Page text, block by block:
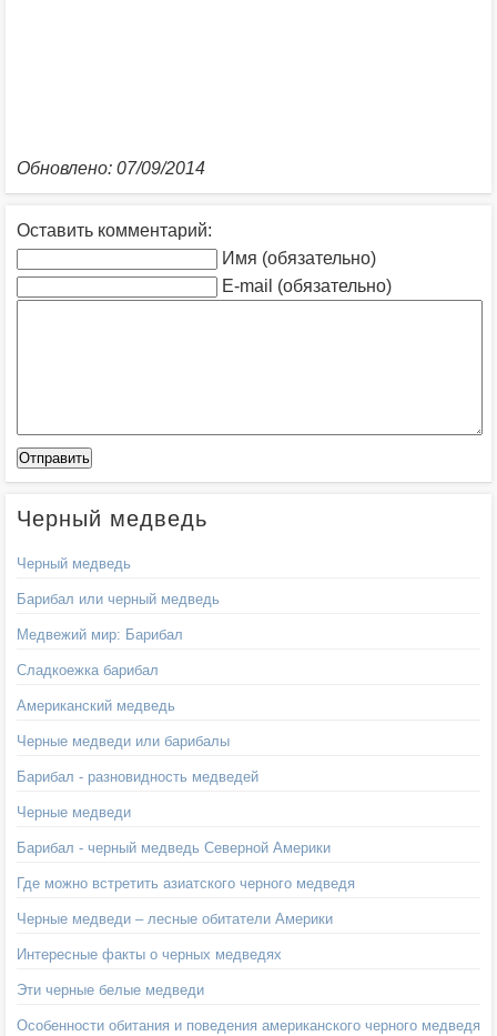
Обновлено: 07/09/2014
Оставить комментарий:
Имя (обязательно)
E-mail (обязательно)
Черный медведь
Черный медведь
Барибал или черный медведь
Медвежий мир: Барибал
Сладкоежка барибал
Американский медведь
Черные медведи или барибалы
Барибал - разновидность медведей
Черные медведи
Барибал - черный медведь Северной Америки
Где можно встретить азиатского черного медведя
Черные медведи – лесные обитатели Америки
Интересные факты о черных медведях
Эти черные белые медведи
Особенности обитания и поведения американского черного медведя